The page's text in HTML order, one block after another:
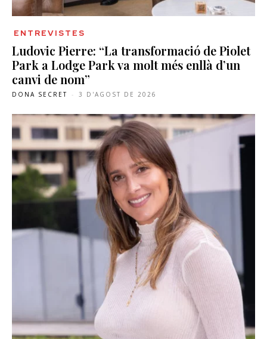
ENTREVISTES
Ludovic Pierre: “La transformació de Piolet
Park a Lodge Park va molt més enllà d’un
canvi de nom”
DONA SECRET - 3 D'AGOST DE 2026